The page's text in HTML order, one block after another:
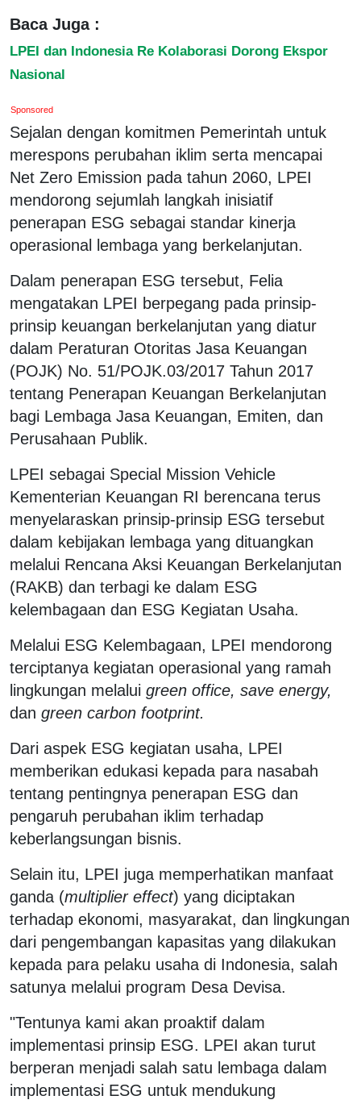
Baca Juga :
LPEI dan Indonesia Re Kolaborasi Dorong Ekspor
Nasional
Sponsored
Sejalan dengan komitmen Pemerintah untuk
merespons perubahan iklim serta mencapai
Net Zero Emission pada tahun 2060, LPEI
mendorong sejumlah langkah inisiatif
penerapan ESG sebagai standar kinerja
operasional lembaga yang berkelanjutan.
Dalam penerapan ESG tersebut, Felia
mengatakan LPEI berpegang pada prinsip-
prinsip keuangan berkelanjutan yang diatur
dalam Peraturan Otoritas Jasa Keuangan
(POJK) No. 51/POJK.03/2017 Tahun 2017
tentang Penerapan Keuangan Berkelanjutan
bagi Lembaga Jasa Keuangan, Emiten, dan
Perusahaan Publik.
LPEI sebagai Special Mission Vehicle
Kementerian Keuangan RI berencana terus
menyelaraskan prinsip-prinsip ESG tersebut
dalam kebijakan lembaga yang dituangkan
melalui Rencana Aksi Keuangan Berkelanjutan
(RAKB) dan terbagi ke dalam ESG
kelembagaan dan ESG Kegiatan Usaha.
Melalui ESG Kelembagaan, LPEI mendorong
terciptanya kegiatan operasional yang ramah
lingkungan melalui green office, save energy,
dan green carbon footprint.
Dari aspek ESG kegiatan usaha, LPEI
memberikan edukasi kepada para nasabah
tentang pentingnya penerapan ESG dan
pengaruh perubahan iklim terhadap
keberlangsungan bisnis.
Selain itu, LPEI juga memperhatikan manfaat
ganda (multiplier effect) yang diciptakan
terhadap ekonomi, masyarakat, dan lingkungan
dari pengembangan kapasitas yang dilakukan
kepada para pelaku usaha di Indonesia, salah
satunya melalui program Desa Devisa.
"Tentunya kami akan proaktif dalam
implementasi prinsip ESG. LPEI akan turut
berperan menjadi salah satu lembaga dalam
implementasi ESG untuk mendukung